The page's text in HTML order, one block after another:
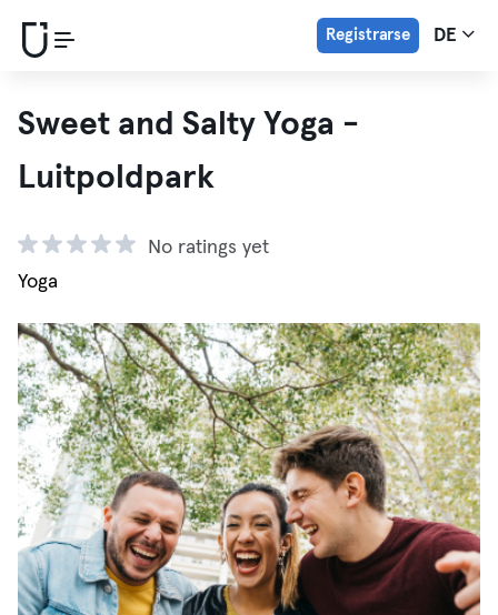
Registrarse DE
Sweet and Salty Yoga -
Luitpoldpark
No ratings yet
Yoga